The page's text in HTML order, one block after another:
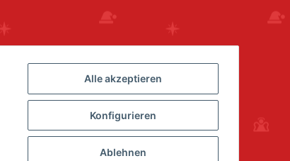
Alle akzeptieren
Konfigurieren
Ablehnen